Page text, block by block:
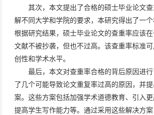
其次，本文提出了合格的硕士毕业论文
解不同大学和学院的要求，本研究得出了一个
根据研究结果，硕士毕业论文的查重率应该
文献不被抄袭，但也不过高。该查重率标准
创性和学术水平。
最后，本文对查重率合格的背后原因进
了几个可能导致论文重复率过高的原因，并
案。这些方案包括加强学术道德教育、引入
提高学生写作能力等。通过采用这些解决方